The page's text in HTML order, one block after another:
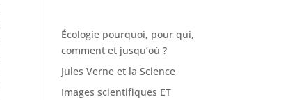
Écologie pourquoi, pour qui,
comment et jusqu’où ?
Jules Verne et la Science
Images scientifiques ET